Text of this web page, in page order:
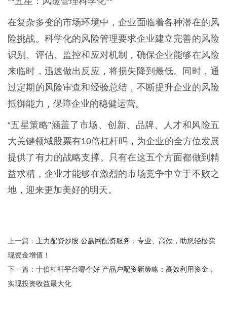
在复杂多变的市场环境中，企业面临着各种潜在的风
险挑战。科学化的风险管理要求企业建立完善的风险
识别、评估、监控和应对机制，确保企业能够在风险
来临时，迅速做出反应，将损失降到最低。同时，通
过定期的风险审查和经验总结，不断提升企业的风险
抵御能力，保障企业的稳健运营。
“五星策略”涵盖了市场、创新、品牌、人才和风险五
大关键领域股票有10倍杠杆吗，为企业的全方位发展
提供了有力的战略支撑。只有在这五个方面都做到精
益求精，企业才能够在激烈的市场竞争中立于不败之
地，迎来更加美好的明天。
上一篇： 主力配资炒股 公赢网配资服务：专业、高效，助您轻松实
现资金增值！
下一篇： 十倍杠杆平台哪个好 产品户配资新策略：高效利用资金，
实现投资收益最大化